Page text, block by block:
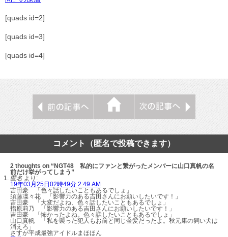
[quads id=2]
[quads id=3]
[quads id=4]
コメント（匿名で投稿できます）
2 thoughts on “NGT48 私的にファンと繋がったメンバーに山口真帆の名
前だけ挙がってしまう”
匿名 より:
19年03月25日02時49分 2:49 AM
吉田豪 「色々話したいこともあるでしょ」
須藤凜々花 「影響力のある吉田さんにお願いしたいです！」
吉田豪 「大変だよね、色々話したいこともあるでしょ」
指原莉乃 「影響力のある吉田さんにお願いしたいです！」
吉田豪 「怖かったよね。色々話したいこともあるでしょ」
山口真帆 「私を襲った犯人もお前と同じ金髪だったよ。秋元康の飼い犬は
消えろ」
さすが平成最強アイドルまほほん